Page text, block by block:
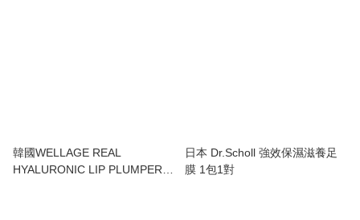
韓國WELLAGE REAL
HYALURONIC LIP PLUMPER
日本 Dr.Scholl 強效保濕滋養足
膜 1包1對